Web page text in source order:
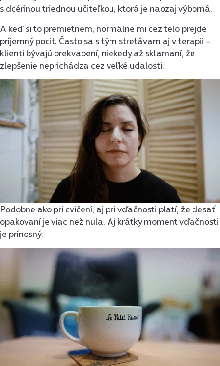
s dcérinou triednou učiteľkou, ktorá je naozaj výborná.
A keď si to premietnem, normálne mi cez telo prejde
príjemný pocit. Často sa s tým stretávam aj v terapii –
klienti bývajú prekvapení, niekedy až sklamaní, že
zlepšenie neprichádza cez veľké udalosti.
Podobne ako pri cvičení, aj pri vďačnosti platí, že desať
opakovaní je viac než nula. Aj krátky moment vďačnosti
je prínosný.